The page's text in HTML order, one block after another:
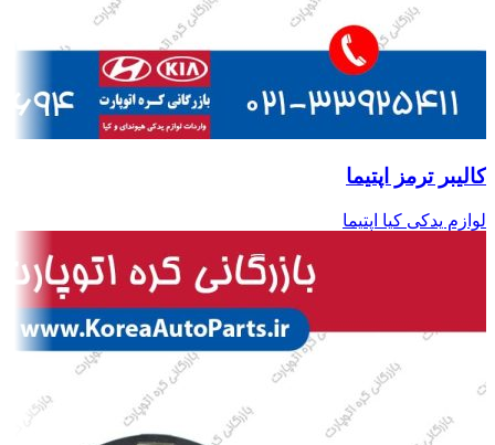
کالیبر ترمز اپتیما
لوازم یدکی کیا اپتیما